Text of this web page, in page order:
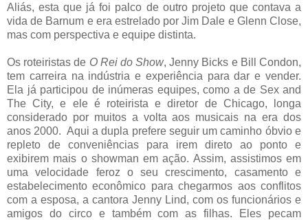
Aliás, esta que já foi palco de outro projeto que contava a
vida de Barnum e era estrelado por Jim Dale e Glenn Close,
mas com perspectiva e equipe distinta.
Os roteiristas de O Rei do Show, Jenny Bicks e Bill Condon,
tem carreira na indústria e experiência para dar e vender.
Ela já participou de inúmeras equipes, como a de Sex and
The City, e ele é roteirista e diretor de Chicago, longa
considerado por muitos a volta aos musicais na era dos
anos 2000. Aqui a dupla prefere seguir um caminho óbvio e
repleto de conveniências para irem direto ao ponto e
exibirem mais o showman em ação. Assim, assistimos em
uma velocidade feroz o seu crescimento, casamento e
estabelecimento econômico para chegarmos aos conflitos
com a esposa, a cantora Jenny Lind, com os funcionários e
amigos do circo e também com as filhas. Eles pecam